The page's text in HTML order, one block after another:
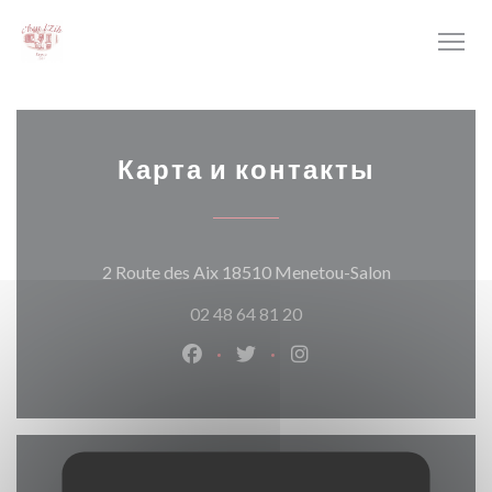
Карта и контакты
2 Route des Aix 18510 Menetou-Salon
02 48 64 81 20
Facebook ((открывается в новом
Twitter ((открывается в
Instagram